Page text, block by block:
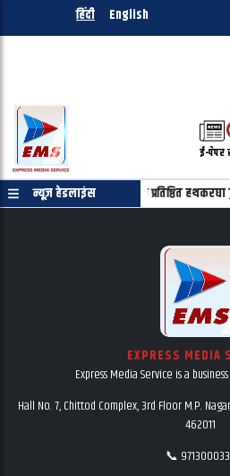
हिंदी English
ई-पेपर
न्यूज़ हेडलाइंस
दिवस पर 22 हस्तियों को मिलेंगे प्रतिष्ठित हथकरघा
EXPRESS MEDIA
Express Media Service is a
Hall No. 7, Chittod Complex, 3rd Floor M.P.
462011
📞